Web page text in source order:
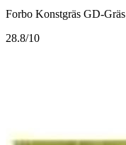
Forbo Konstgräs GD-Gräs
28.8/10